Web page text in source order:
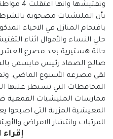
بأن المليشيات مصحوبة بالشرطة
باقتحام المنازل في الاحياء
حلي النساء والأموال اثناء
حالة هستيرية بعد مصرع
صالح الصماد رئيس مايسمى
لقي مصرعه الأسبوع الماضي.
المحافظات التي تسيطر عليها
ممارسات المليشيات القمعية
المعيشية المزرية التي
المرتبات وانتشار الامراض
إقراء